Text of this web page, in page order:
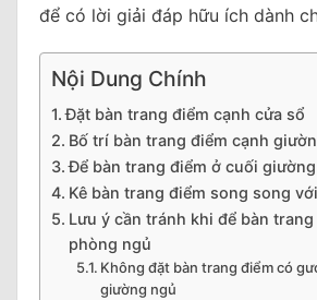
để có lời giải đáp hữu ích dành
Nội Dung Chính
Đặt bàn trang điểm cạnh cửa sổ
Bố trí bàn trang điểm cạnh
Để bàn trang điểm ở cuối giường
Kê bàn trang điểm song song
Lưu ý cần tránh khi để bàn
phòng ngủ
Không đặt bàn trang điểm có
giường ngủ